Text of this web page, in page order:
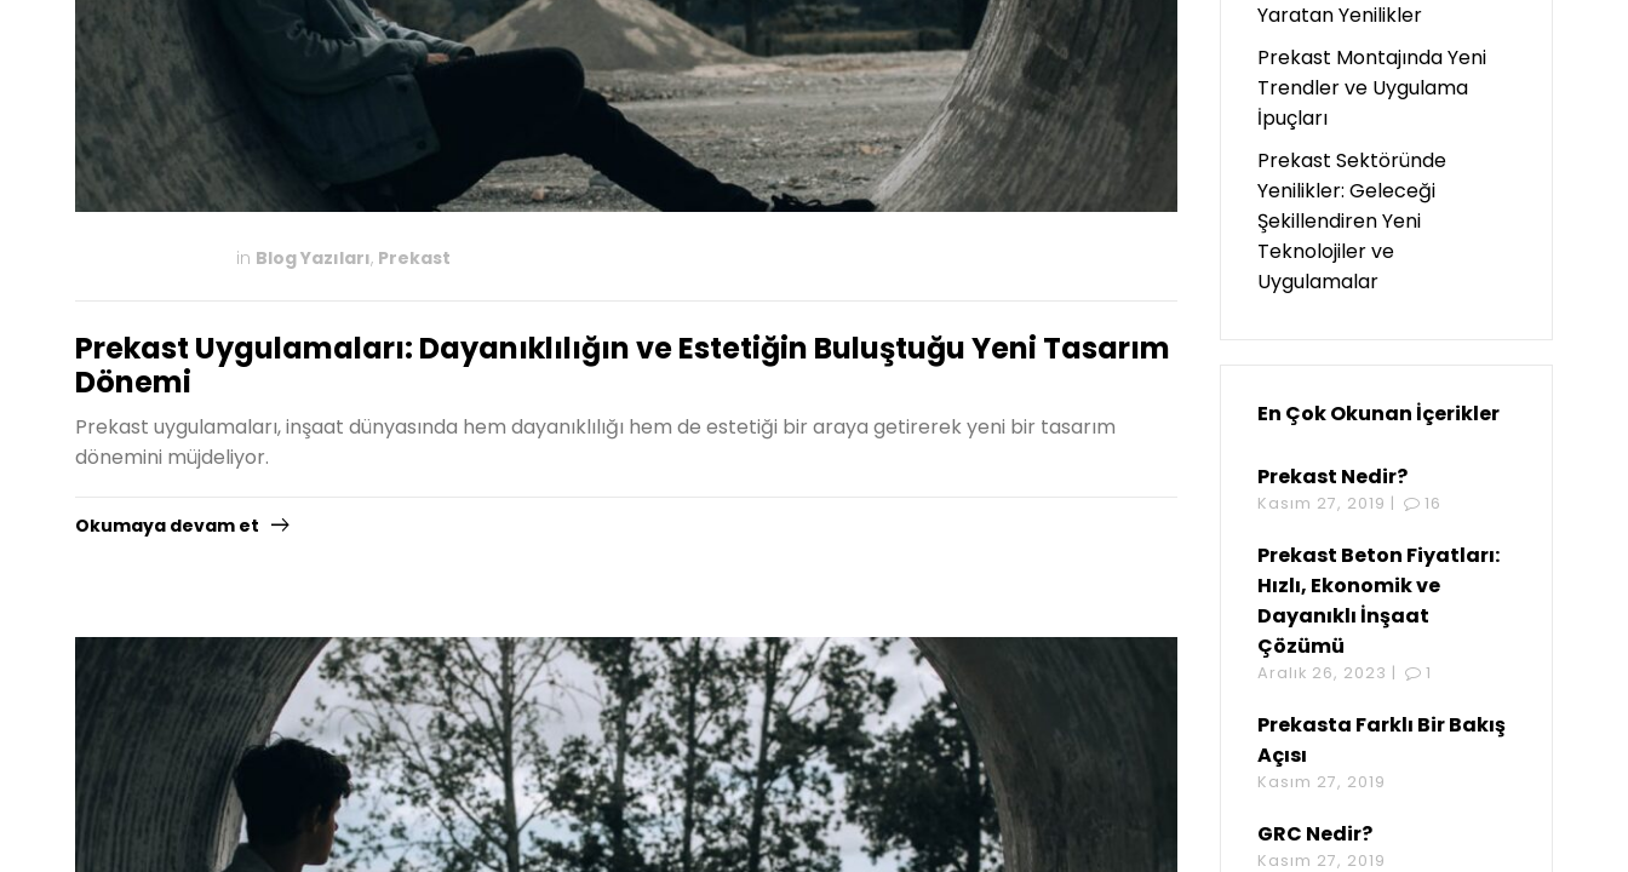
in Blog Yazıları, Prekast
Prekast Uygulamaları: Dayanıklılığın ve Estetiğin Buluştuğu Yeni Tasarım
Dönemi
Prekast uygulamaları, inşaat dünyasında hem dayanıklılığı hem de estetiği bir araya getirerek yeni bir tasarım
dönemini müjdeliyor.
Okumaya devam et
Yaratan Yenilikler
Prekast Montajında Yeni
Trendler ve Uygulama
İpuçları
Prekast Sektöründe
Yenilikler: Geleceği
Şekillendiren Yeni
Teknolojiler ve
Uygulamalar
En Çok Okunan İçerikler
Prekast Nedir?
Kasım 27, 2019 | 16
Prekast Beton Fiyatları:
Hızlı, Ekonomik ve
Dayanıklı İnşaat
Çözümü
Aralık 26, 2023 | 1
Prekasta Farklı Bir Bakış
Açısı
Kasım 27, 2019
GRC Nedir?
Kasım 27, 2019